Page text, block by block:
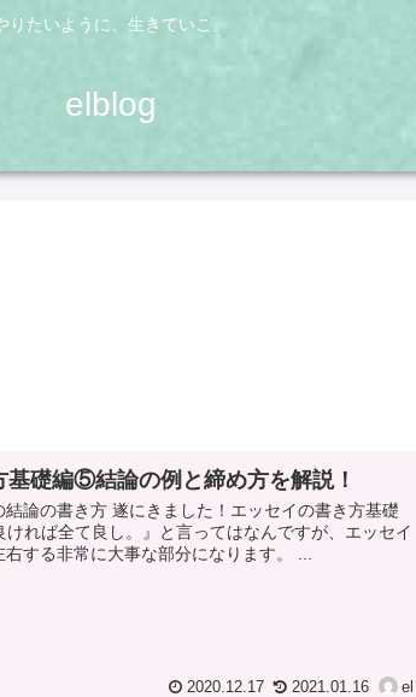
りたいように、生きていこ。
elblog
礎編⑤結論の例と締め方を解説！
論の書き方 遂にきました！エッセイの書き方基礎
れば全て良し。』と言ってはなんですが、エッセイ
する非常に大事な部分になります。 ...
2020.12.17 2021.01.16 el